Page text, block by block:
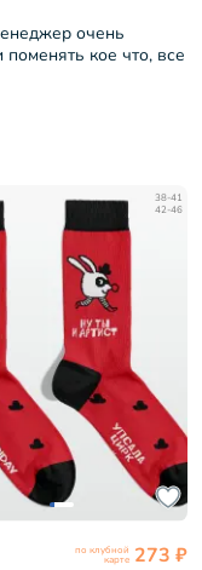
очень
кое что, все
38-41
42-46
по клубной
карте 273 ₽